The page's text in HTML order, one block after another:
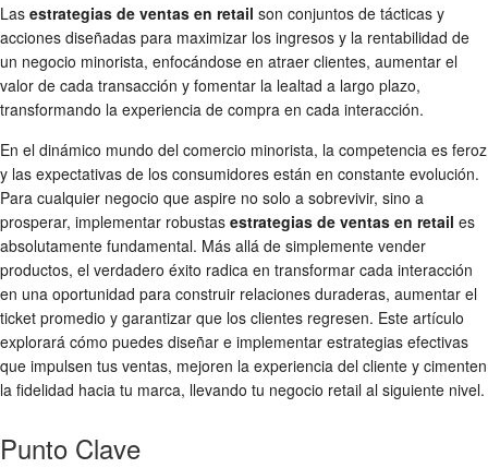
Las estrategias de ventas en retail son conjuntos de tácticas y
acciones diseñadas para maximizar los ingresos y la rentabilidad de
un negocio minorista, enfocándose en atraer clientes, aumentar el
valor de cada transacción y fomentar la lealtad a largo plazo,
transformando la experiencia de compra en cada interacción.
En el dinámico mundo del comercio minorista, la competencia es feroz
y las expectativas de los consumidores están en constante evolución.
Para cualquier negocio que aspire no solo a sobrevivir, sino a
prosperar, implementar robustas estrategias de ventas en retail es
absolutamente fundamental. Más allá de simplemente vender
productos, el verdadero éxito radica en transformar cada interacción
en una oportunidad para construir relaciones duraderas, aumentar el
ticket promedio y garantizar que los clientes regresen. Este artículo
explorará cómo puedes diseñar e implementar estrategias efectivas
que impulsen tus ventas, mejoren la experiencia del cliente y cimenten
la fidelidad hacia tu marca, llevando tu negocio retail al siguiente nivel.
Punto Clave